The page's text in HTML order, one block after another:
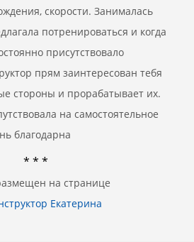
скорости. Занималась
потренироваться и когда
присутствовало
прям заинтересован тебя
стороны и прорабатывает их.
на самостоятельное
благодарна
* * *
на странице
Екатерина